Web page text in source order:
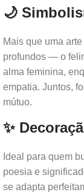
🌙
Mais que uma
profundos — o
alma feminina,
empatia. Juntos,
mútuo.
✨
Ideal para quem
poesia e
se adapta